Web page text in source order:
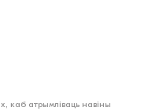
каб атрымліваць навіны